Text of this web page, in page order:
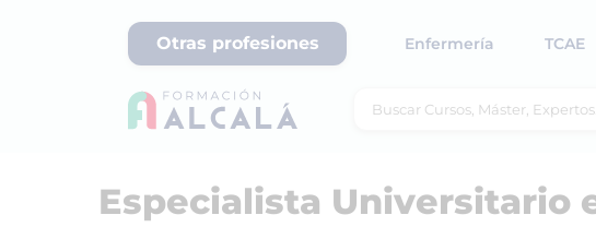
Otras profesiones Enfermería TCAE
Especialista Universitario